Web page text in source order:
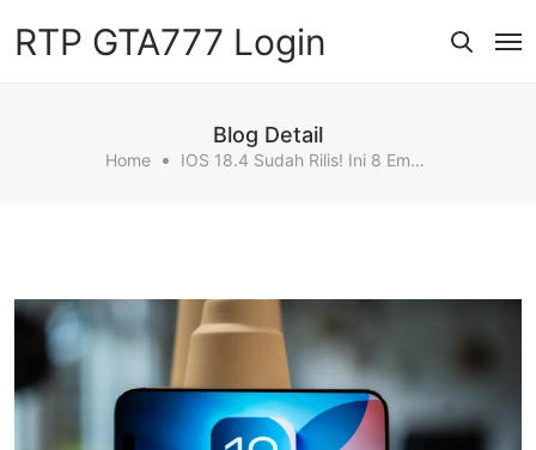
RTP GTA777 Login
Blog Detail
Home IOS 18.4 Sudah Rilis! Ini 8 Emoji Baru & Fitur Unggulannya